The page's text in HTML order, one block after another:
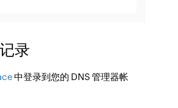
录
中登录到您的 DNS 管理器帐